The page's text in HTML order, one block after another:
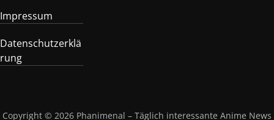
Impressum
Datenschutzerklä
rung
Copyright © 2026 Phanimenal – Täglich interessante Anime News